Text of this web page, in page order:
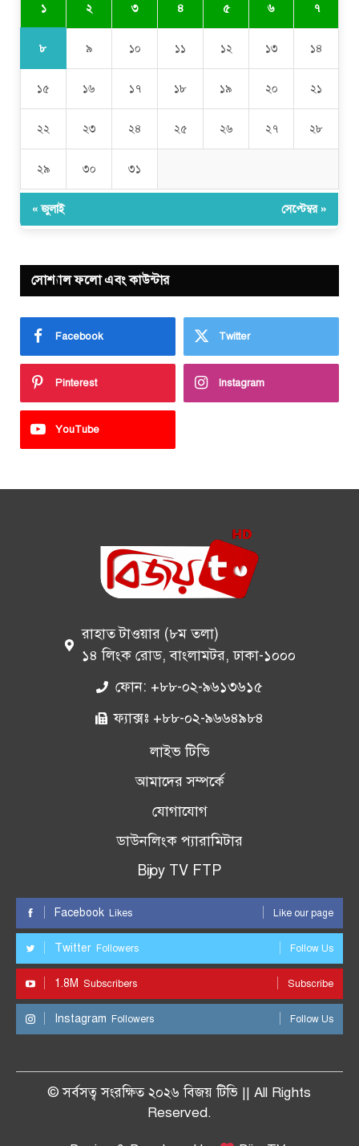
১ ২ ৩ ৪ ৫ ৬ ৭
৮ ৯ ১০ ১১ ১২ ১৩ ১৪
১৫ ১৬ ১৭ ১৮ ১৯ ২০ ২১
২২ ২৩ ২৪ ২৫ ২৬ ২৭ ২৮
২৯ ৩০ ৩১
« জুলাই সেপ্টেম্বর »
সোশ্যাল ফলো এবং কাউন্টার
Facebook Twitter
Pinterest Instagram
YouTube
রাহাত টাওয়ার (৮ম তলা)
১৪ লিংক রোড, বাংলামটর, ঢাকা-১০০০
ফোন: +৮৮-০২-৯৬১৩৬১৫
ফ্যাক্সঃ +৮৮-০২-৯৬৬৪৯৮৪
লাইভ টিভি
আমাদের সম্পর্কে
যোগাযোগ
ডাউনলিংক প্যারামিটার
Bijoy TV FTP
Facebook Likes Like our page
Twitter Followers Follow Us
1.8M Subscribers Subscribe
Instagram Followers Follow Us
© সর্বসত্ব সংরক্ষিত ২০২৬ বিজয় টিভি || All Rights
Reserved.